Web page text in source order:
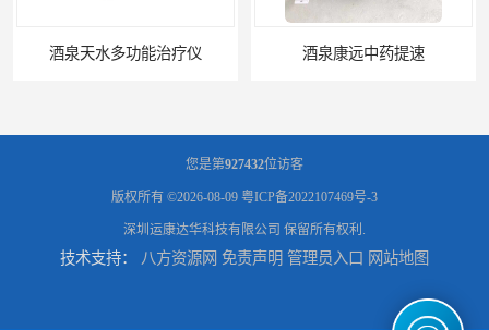
泉天水多功能治疗仪 酒泉康远中药提速
您是第927432位访客
版权所有 ©2026-08-09 粤ICP备2022107469号-3
深圳运康达华科技有限公司 保留所有权利.
技术支持： 八方资源网 免责声明 管理员入口 网站地图